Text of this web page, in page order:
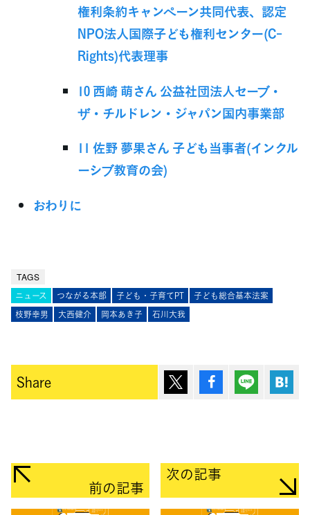
権利条約キャンペーン共同代表、認定
NPO法人国際子ども権利センター(C-
Rights)代表理事
10 西崎 萌さん 公益社団法人セーブ・
ザ・チルドレン・ジャパン国内事業部
11 佐野 夢果さん 子ども当事者(インクル
ーシブ教育の会)
おわりに
TAGS
ニュース つながる本部 子ども・子育てPT
子ども総合基本法案
枝野幸男
大西健介 岡本あき子 石川大我
Share ポスト シェア Lineで送
前の記事
次の記事